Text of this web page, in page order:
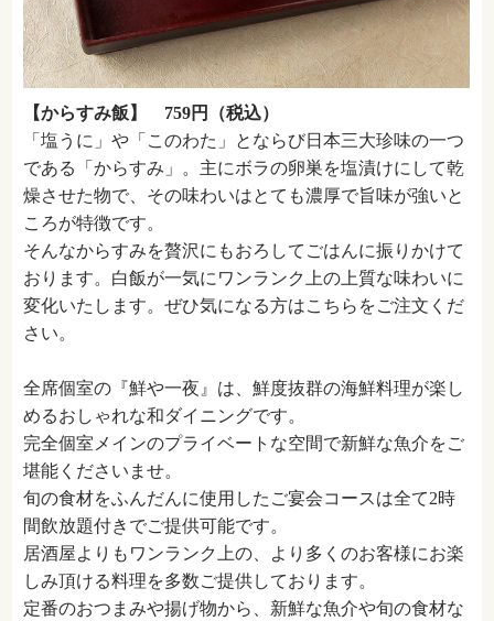
【からすみ飯】 759円（税込）
「塩うに」や「このわた」とならび日本三大珍味の一つ
である「からすみ」。主にボラの卵巣を塩漬けにして乾
燥させた物で、その味わいはとても濃厚で旨味が強いと
ころが特徴です。
そんなからすみを贅沢にもおろしてごはんに振りかけて
おります。白飯が一気にワンランク上の上質な味わいに
変化いたします。ぜひ気になる方はこちらをご注文くだ
さい。
全席個室の『鮮や一夜』は、鮮度抜群の海鮮料理が楽し
めるおしゃれな和ダイニングです。
完全個室メインのプライベートな空間で新鮮な魚介をご
堪能くださいませ。
旬の食材をふんだんに使用したご宴会コースは全て2時
間飲放題付きでご提供可能です。
居酒屋よりもワンランク上の、より多くのお客様にお楽
しみ頂ける料理を多数ご提供しております。
定番のおつまみや揚げ物から、新鮮な魚介や旬の食材な